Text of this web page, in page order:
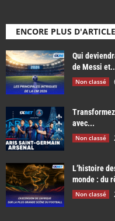
ENCORE PLUS
Qui
de Messi
Non classé
avec...
Non classé
L’histoire
monde : du
Non classé